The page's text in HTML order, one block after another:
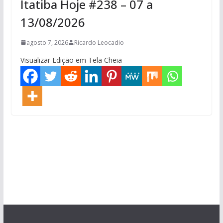
Itatiba Hoje #238 – 07 a
13/08/2026
agosto 7, 2026 Ricardo Leocadio
Visualizar Edição em Tela Cheia